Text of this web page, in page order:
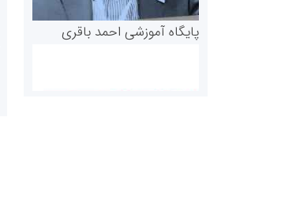
پایگاه آموزشی احمد باقری